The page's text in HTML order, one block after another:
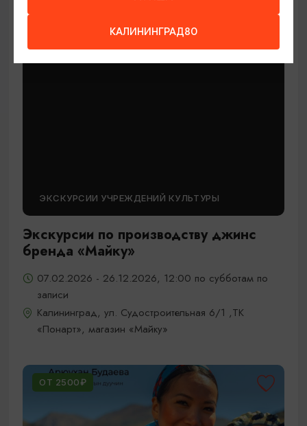
ЭКСКУРСИИ УЧРЕЖДЕНИЙ КУЛЬТУРЫ
Экскурсии по производству джинс
бренда «Майку»
07.02.2026 - 26.12.2026, 12:00 по субботам по
записи
Калининград, ул. Судостроительная 6/1 ,ТК
«Понарт», магазин «Майку»
ОТ 2500₽
КАЛИНИНГРАД80